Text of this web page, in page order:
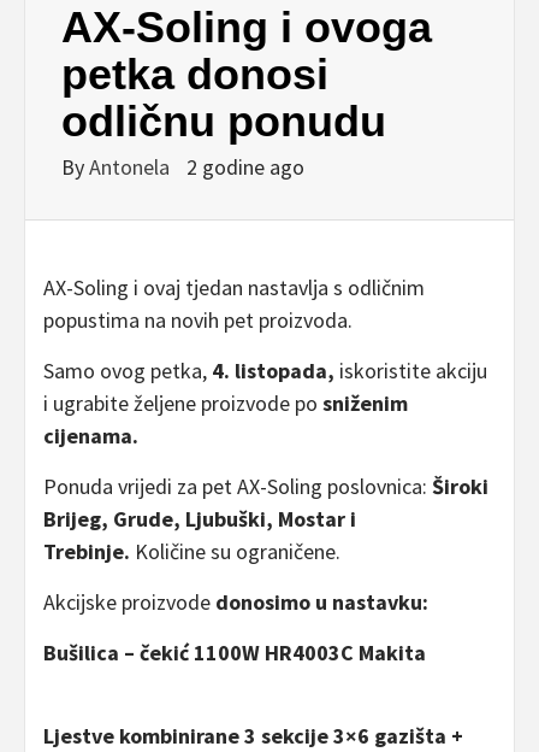
AX-Soling i ovoga
petka donosi
odličnu ponudu
ByAntonela 2 godine ago
AX-Soling i ovaj tjedan nastavlja s odličnim
popustima na novih pet proizvoda.
Samo ovog petka, 4. listopada, iskoristite akciju
i ugrabite željene proizvode po sniženim
cijenama.
Ponuda vrijedi za pet AX-Soling poslovnica: Široki
Brijeg, Grude, Ljubuški, Mostar i
Trebinje. Količine su ograničene.
Akcijske proizvode donosimo u nastavku:
Bušilica – čekić 1100W HR4003C Makita
Ljestve kombinirane 3 sekcije 3×6 gazišta +